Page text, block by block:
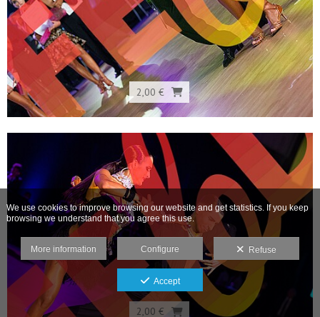
2,00 €
2,00 €
We use cookies to improve browsing our website and get statistics. If you keep
browsing we understand that you agree this use.
More information Configure Refuse
Accept